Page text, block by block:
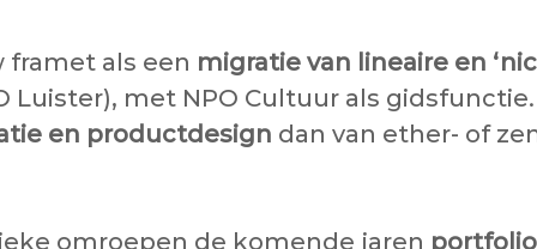
framet als een migratie van lineaire en
Luister), met NPO Cultuur als
en productdesign dan van ether- of
omroepen de komende jaren